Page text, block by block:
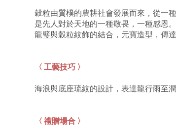
穀粒由質樸的農耕社會發展而來，從一
是先人對於天地的一種敬畏，一種感恩。
龍璧與穀粒紋飾的結合，元寶造型，傳
〈 工藝技巧 〉
海浪與底座琉紋的設計，表達龍行雨至
〈 禮贈場合 〉